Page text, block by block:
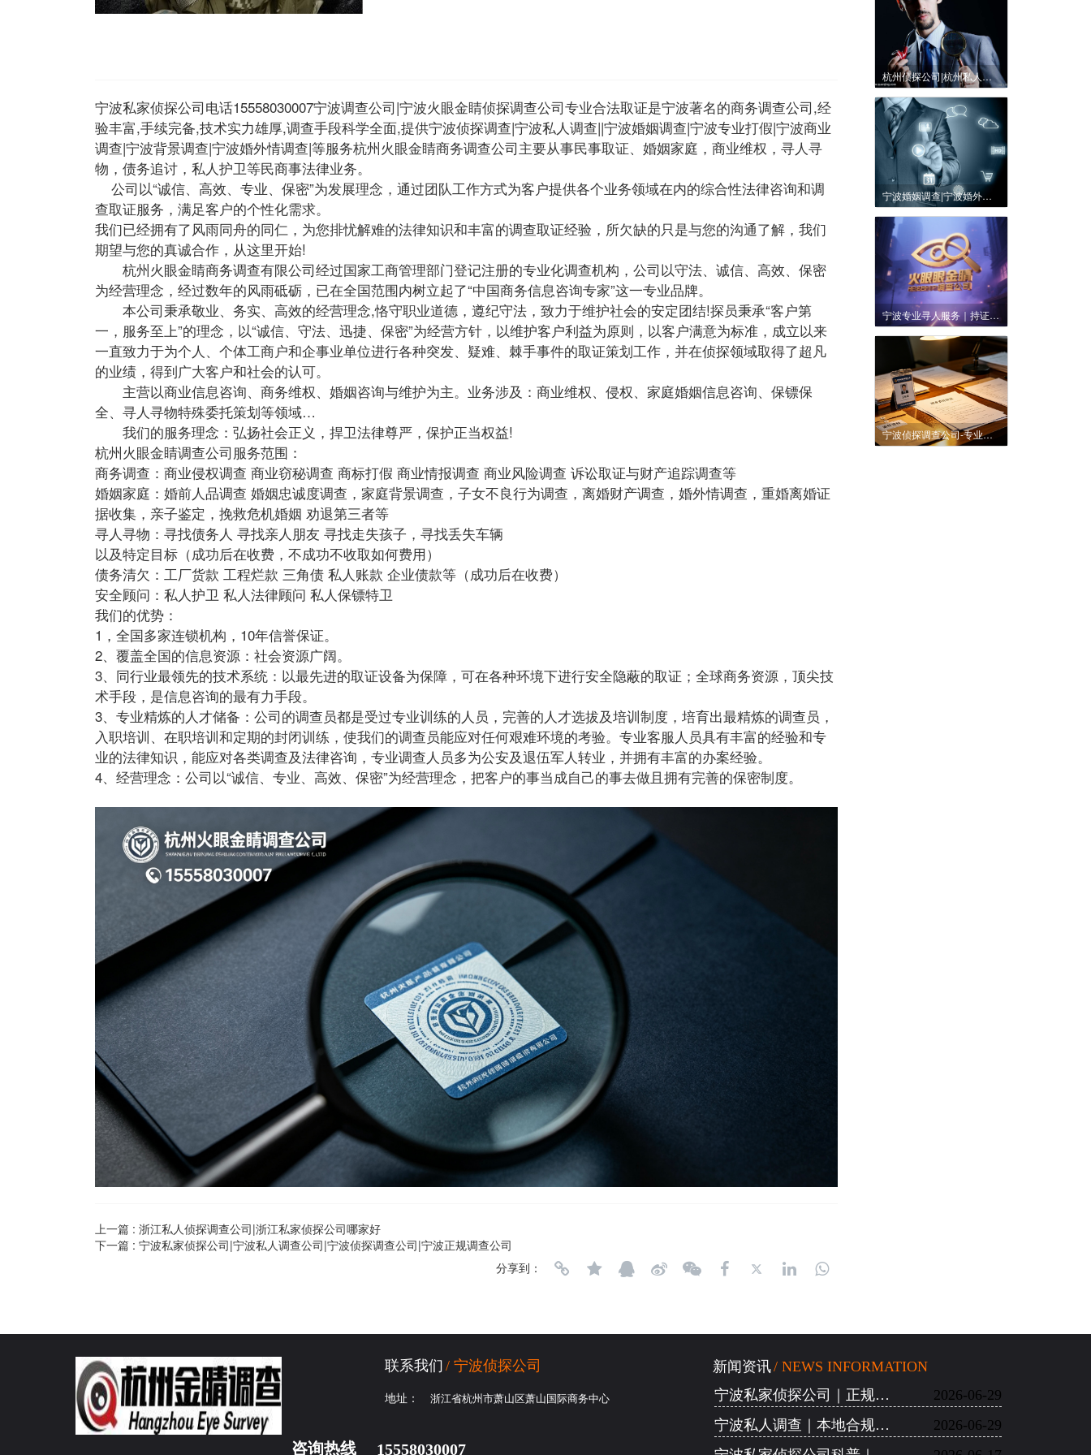
宁波私家侦探公司电话15558030007宁波调查公司|宁波火眼金睛侦探调查公司专业合法取证是宁波著名的商务调查公司,经
验丰富,手续完备,技术实力雄厚,调查手段科学全面,提供宁波侦探调查|宁波私人调查||宁波婚姻调查|宁波专业打假|宁波商业
调查|宁波背景调查|宁波婚外情调查|等服务杭州火眼金睛商务调查公司主要从事民事取证、婚姻家庭，商业维权，寻人寻
物，债务追讨，私人护卫等民商事法律业务。
公司以“诚信、高效、专业、保密”为发展理念，通过团队工作方式为客户提供各个业务领域在内的综合性法律咨询和调
查取证服务，满足客户的个性化需求。
我们已经拥有了风雨同舟的同仁，为您排忧解难的法律知识和丰富的调查取证经验，所欠缺的只是与您的沟通了解，我们
期望与您的真诚合作，从这里开始!
杭州火眼金睛商务调查有限公司经过国家工商管理部门登记注册的专业化调查机构，公司以守法、诚信、高效、保密
为经营理念，经过数年的风雨砥砺，已在全国范围内树立起了“中国商务信息咨询专家”这一专业品牌。
本公司秉承敬业、务实、高效的经营理念,恪守职业道德，遵纪守法，致力于维护社会的安定团结!探员秉承“客户第
一，服务至上”的理念，以“诚信、守法、迅捷、保密”为经营方针，以维护客户利益为原则，以客户满意为标准，成立以来
一直致力于为个人、个体工商户和企事业单位进行各种突发、疑难、棘手事件的取证策划工作，并在侦探领域取得了超凡
的业绩，得到广大客户和社会的认可。
主营以商业信息咨询、商务维权、婚姻咨询与维护为主。业务涉及：商业维权、侵权、家庭婚姻信息咨询、保镖保
全、寻人寻物特殊委托策划等领域…
我们的服务理念：弘扬社会正义，捍卫法律尊严，保护正当权益!
杭州火眼金睛调查公司服务范围：
商务调查：商业侵权调查 商业窃秘调查 商标打假 商业情报调查 商业风险调查 诉讼取证与财产追踪调查等
婚姻家庭：婚前人品调查 婚姻忠诚度调查，家庭背景调查，子女不良行为调查，离婚财产调查，婚外情调查，重婚离婚证
据收集，亲子鉴定，挽救危机婚姻 劝退第三者等
寻人寻物：寻找债务人 寻找亲人朋友 寻找走失孩子，寻找丢失车辆
以及特定目标（成功后在收费，不成功不收取如何费用）
债务清欠：工厂货款 工程烂款 三角债 私人账款 企业债款等（成功后在收费）
安全顾问：私人护卫 私人法律顾问 私人保镖特卫
我们的优势：
1，全国多家连锁机构，10年信誉保证。
2、覆盖全国的信息资源：社会资源广阔。
3、同行业最领先的技术系统：以最先进的取证设备为保障，可在各种环境下进行安全隐蔽的取证；全球商务资源，顶尖技
术手段，是信息咨询的最有力手段。
3、专业精炼的人才储备：公司的调查员都是受过专业训练的人员，完善的人才选拔及培训制度，培育出最精炼的调查员，
入职培训、在职培训和定期的封闭训练，使我们的调查员能应对任何艰难环境的考验。专业客服人员具有丰富的经验和专
业的法律知识，能应对各类调查及法律咨询，专业调查人员多为公安及退伍军人转业，并拥有丰富的办案经验。
4、经营理念：公司以“诚信、专业、高效、保密”为经营理念，把客户的事当成自己的事去做且拥有完善的保密制度。
上一篇 : 浙江私人侦探调查公司|浙江私家侦探公司哪家好
下一篇 : 宁波私家侦探公司|宁波私人调查公司|宁波侦探调查公司|宁波正规调查公司
分享到：
杭州侦探公司|杭州私人调查公司|杭州正规调查公司
宁波婚姻调查|宁波婚外情调查公司|宁波外遇调查公司|宁波调查取证公司
宁波专业寻人服务｜持证私家调查｜精准追踪老赖与失联亲友
宁波侦探调查公司-专业婚姻调查|商业调查|寻人找人服务
浙江省杭州市萧山区萧山国际商务中心
联系我们
15558030007
地址：
咨询热线
/ 宁波侦探公司 新闻资讯/ NEWS INFORMATION
宁波私家侦探公司｜正规机构甄别、私家调查办案特色
2026-06-29
宁波私人调查｜本地合规取证优势、民生纠纷解决方案
2026-06-29